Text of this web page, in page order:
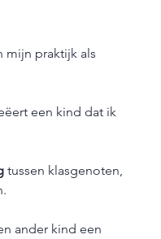
mijn praktijk als
een kind dat ik
tussen klasgenoten,
ander kind een